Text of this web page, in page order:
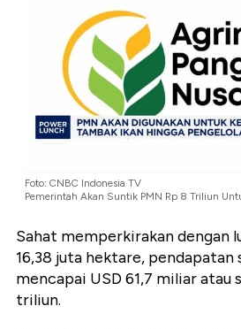
Foto: CNBC Indonesia TV
Pemerintah Akan Suntik PMN Rp 8 Triliun
Sahat memperkirakan dengan
16,38 juta hektare,
mencapai USD 61,7 miliar atau
triliun.